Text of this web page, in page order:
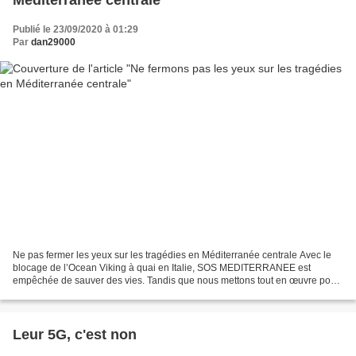
Publié le 23/09/2020 à 01:29
Par dan29000
Ne pas fermer les yeux sur les tragédies en Méditerranée centrale Avec le
blocage de l’Ocean Viking à quai en Italie, SOS MEDITERRANEE est
empêchée de sauver des vies. Tandis que nous mettons tout en œuvre pour
Leur 5G, c'est non